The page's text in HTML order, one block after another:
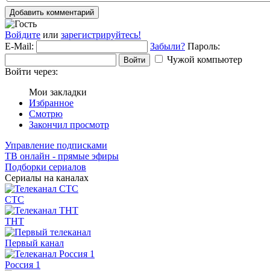
Добавить комментарий
Войдите или зарегистрируйтесь!
E-Mail:
Забыли? Пароль:
Войти
Чужой компьютер
Войти через:
Мои закладки
Избранное
Смотрю
Закончил просмотр
Управление подписками
ТВ онлайн - прямые эфиры
Подборки сериалов
Сериалы на каналах
СТС
ТНТ
Первый канал
Россия 1